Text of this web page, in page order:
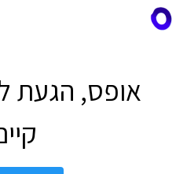
אופס, הגעת